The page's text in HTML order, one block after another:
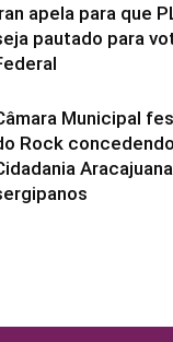
apela para que
pautado para
Municipal
Rock